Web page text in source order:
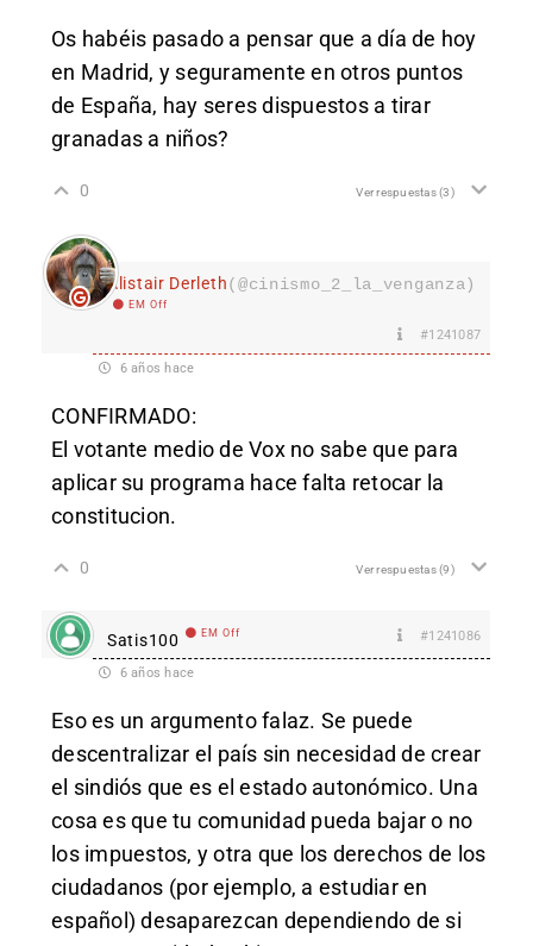
Os habéis pasado a pensar que a día de hoy
en Madrid, y seguramente en otros puntos
de España, hay seres dispuestos a tirar
granadas a niños?
0 Ver respuestas(3)
Alistair Derleth(@cinismo_2_la_venganza)
EM Off
#1241087
6 años hace
CONFIRMADO:
El votante medio de Vox no sabe que para
aplicar su programa hace falta retocar la
constitucion.
0 Ver respuestas(9)
Satis100 EM Off #1241086
6 años hace
Eso es un argumento falaz. Se puede
descentralizar el país sin necesidad de crear
el sindiós que es el estado autonómico. Una
cosa es que tu comunidad pueda bajar o no
los impuestos, y otra que los derechos de los
ciudadanos (por ejemplo, a estudiar en
español) desaparezcan dependiendo de si